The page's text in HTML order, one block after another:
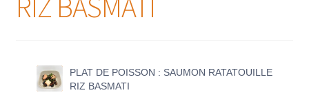
PLAT DE POISSON : SAUMON RATATOUILLE
RIZ BASMATI